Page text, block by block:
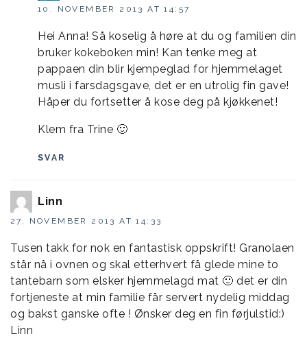
10. NOVEMBER 2013 AT 14:57
Hei Anna! Så koselig å høre at du og familien din
bruker kokeboken min! Kan tenke meg at
pappaen din blir kjempeglad for hjemmelaget
musli i farsdagsgave, det er en utrolig fin gave!
Håper du fortsetter å kose deg på kjøkkenet!
Klem fra Trine 🙂
SVAR
Linn
27. NOVEMBER 2013 AT 14:33
Tusen takk for nok en fantastisk oppskrift! Granolaen
står nå i ovnen og skal etterhvert få glede mine to
tantebarn som elsker hjemmelagd mat 🙂 det er din
fortjeneste at min familie får servert nydelig middag
og bakst ganske ofte ! Ønsker deg en fin førjulstid:)
Linn